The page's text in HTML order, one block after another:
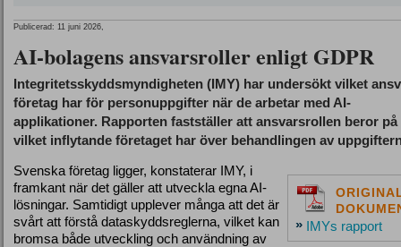
Publicerad: 11 juni 2026,
AI-bolagens ansvarsroller enligt GDPR
Integritetsskyddsmyndigheten (IMY) har undersökt vilket
företag har för personuppgifter när de arbetar med AI-
applikationer. Rapporten fastställer att ansvarsrollen beror på
vilket inflytande företaget har över behandlingen av
» IMYs rapport
Svenska företag ligger, konstaterar IMY, i
framkant när det gäller att utveckla egna AI-
lösningar. Samtidigt upplever många att det är
svårt att förstå dataskyddsreglerna, vilket kan
bromsa både utveckling och användning av